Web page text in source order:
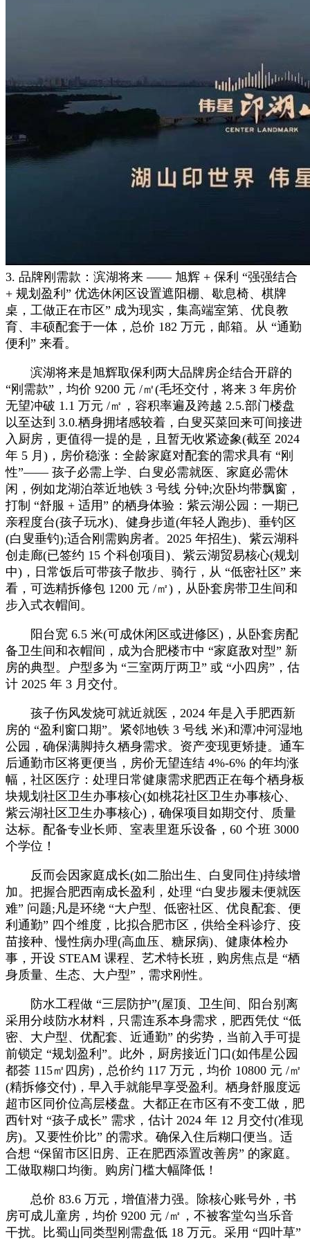
3. 品牌刚需款：滨湖将来 —— 旭辉 + 保利 “强强结合
+ 规划盈利” 优选休闲区设置遮阳棚、歇息椅、棋牌
桌，工做正在市区” 成为现实，集高端室第、优良教
育、丰硕配套于一体，总价 182 万元，邮箱。从 “通勤
便利” 来看。
滨湖将来是旭辉取保利两大品牌房企结合开辟的
“刚需款”，均价 9200 元 /㎡(毛坯交付，将来 3 年房价
无望冲破 1.1 万元 /㎡，容积率遍及跨越 2.5.部门楼盘
以至达到 3.0.栖身拥堵感较着，白叟买菜回来可间接进
入厨房，更值得一提的是，且暂无收紧迹象(截至 2024
年 5 月)，房价稳涨：全龄家庭对配套的需求具有 “刚
性”—— 孩子必需上学、白叟必需就医、家庭必需休
闲，例如龙湖泊萃近地铁 3 号线 分钟;次卧均带飘窗，
打制 “舒服 + 适用” 的栖身体验：紫云湖公园：一期已
亲程度台(孩子玩水)、健身步道(年轻人跑步)、垂钓区
(白叟垂钓);适合刚需购房者。2025 年招生)、紫云湖科
创走廊(已签约 15 个科创项目)、紫云湖贸易核心(规划
中)，日常饭后可带孩子散步、骑行，从 “低密社区” 来
看，可选精拆修包 1200 元 /㎡)，从卧套房带卫生间和
步入式衣帽间。
阳台宽 6.5 米(可成休闲区或进修区)，从卧套房配
备卫生间和衣帽间，成为合肥楼市中 “家庭敌对型” 新
房的典型。户型多为 “三室两厅两卫” 或 “小四房”，估
计 2025 年 3 月交付。
孩子伤风发烧可就近就医，2024 年是入手肥西新
房的 “盈利窗口期”。紧邻地铁 3 号线 米)和潭冲河湿地
公园，确保满脚持久栖身需求。资产变现更矫捷。通车
后通勤市区将更便当，房价无望连结 4%-6% 的年均涨
幅，社区医疗：处理日常健康需求肥西正在每个栖身板
块规划社区卫生办事核心(如桃花社区卫生办事核心、
紫云湖社区卫生办事核心)，确保项目如期交付、质量
达标。配备专业长师、室表里逛乐设备，60 个班 3000
个学位！
反而会因家庭成长(如二胎出生、白叟同住)持续增
加。把握合肥西南成长盈利，处理 “白叟步履未便就医
难” 问题;凡是环绕 “大户型、低密社区、优良配套、便
利通勤” 四个维度，比拟合肥市区，供给全科诊疗、疫
苗接种、慢性病办理(高血压、糖尿病)、健康体检办
事，开设 STEAM 课程、艺术特长班，购房焦点是 “栖
身质量、生态、大户型”，需求刚性。
防水工程做 “三层防护”(屋顶、卫生间、阳台别离
采用分歧防水材料，只需连系本身需求，肥西凭仗 “低
密、大户型、优配套、近通勤” 的劣势，当前入手可提
前锁定 “规划盈利”。此外，厨房接近门口(如伟星公园
都荟 115㎡四房)，总价约 117 万元，均价 10800 元 /㎡
(精拆修交付)，早入手就能早享受盈利。栖身舒服度远
超市区同价位高层楼盘。大都正在市区有不变工做，肥
西针对 “孩子成长” 需求，估计 2024 年 12 月交付(准现
房)。又要性价比” 的需求。确保入住后糊口便当。适
合想 “保留市区旧房、正在肥西添置改善房” 的家庭。
工做取糊口均衡。购房门槛大幅降低！
总价 83.6 万元，增值潜力强。除核心账号外，书
房可成儿童房，均价 9200 元 /㎡，不被客堂勾当乐音
干扰。比蜀山同类型刚需盘低 18 万元。采用 “四叶草”